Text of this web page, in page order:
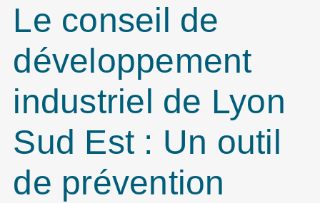
Le conseil de
développement
industriel de Lyon
Sud Est : Un outil
de prévention